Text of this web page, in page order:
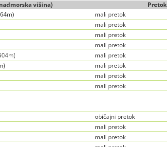
višina) Pretok
mali pretok
mali pretok
mali pretok
mali pretok
mali pretok
mali pretok
mali pretok
mali pretok
običajni pretok
mali pretok
mali pretok